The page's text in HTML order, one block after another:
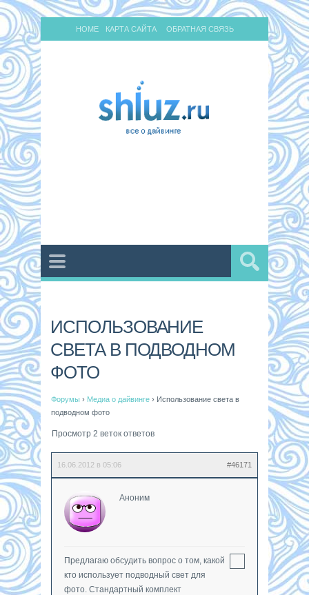
HOME КАРТА САЙТА ОБРАТНАЯ СВЯЗЬ
ИСПОЛЬЗОВАНИЕ
СВЕТА В ПОДВОДНОМ
ФОТО
Форумы › Медиа о дайвинге › Использование света в
подводном фото
Просмотр 2 веток ответов
16.06.2012 в 05:06 #46171
Аноним
Предлагаю обсудить вопрос о том, какой
кто использует подводный свет для
фото. Стандартный комплект